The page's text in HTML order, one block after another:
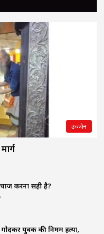
उज्जैन
करना सही है?
युवक की निर्मम हत्या,